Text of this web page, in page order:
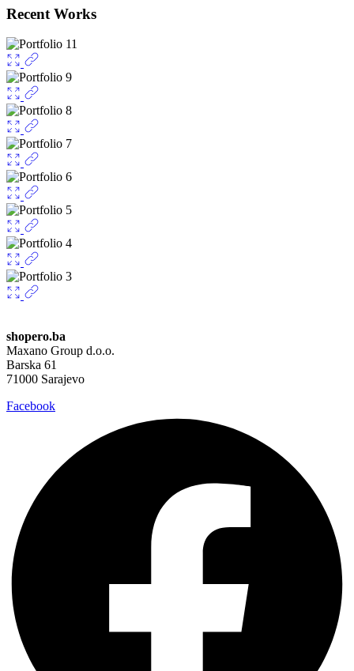
Recent Works
shopero.ba
Maxano Group d.o.o.
Barska 61
71000 Sarajevo
Facebook